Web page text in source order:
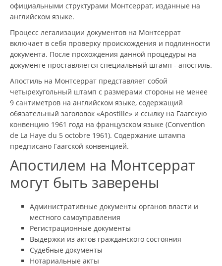
официальными структурами Монтсеррат, изданные на
английском языке.
Процесс легализации документов на Монтсеррат
включает в себя проверку происхождения и подлинности
документа. После прохождения данной процедуры на
документе проставляется специальный штамп - апостиль.
Апостиль на Монтсеррат представляет собой
четырехугольный штамп с размерами стороны не менее
9 сантиметров на английском языке, содержащий
обязательный заголовок «Apostille» и ссылку на Гаагскую
конвенцию 1961 года на французском языке (Convention
de La Haye du 5 octobre 1961). Содержание штампа
предписано Гаагской конвенцией.
Апостилем на Монтсеррат
могут быть заверены
Административные документы органов власти и
местного самоуправления
Регистрационные документы
Выдержки из актов гражданского состояния
Судебные документы
Нотариальные акты